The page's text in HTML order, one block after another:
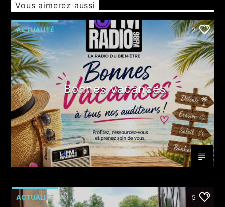
Vous aimerez aussi
ACTUALITÉ 2
Bonnes vacances
ACTUALITÉ 5